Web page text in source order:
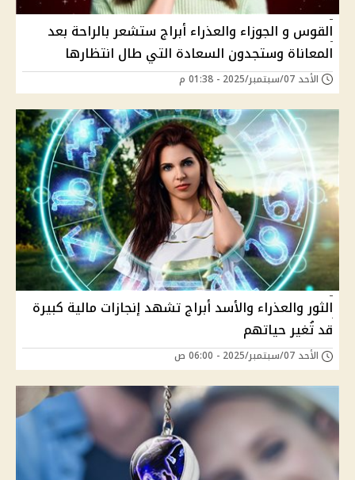
القوس و الجوزاء والعذراء أبراج ستشعر بالراحة بعد
المعاناة وستجدون السعادة التي طال انتظارها
الأحد 07/سبتمبر/2025 - 01:38 م
الثور والعذراء والأسد أبراج تشهد إنجازات مالية كبيرة
قد تُغير حياتهم
الأحد 07/سبتمبر/2025 - 06:00 ص